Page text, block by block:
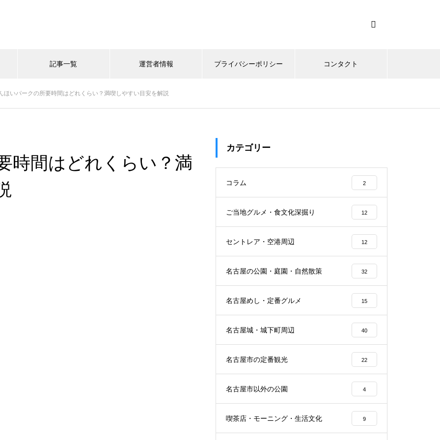
記事一覧 運営者情報 プライバシーポリシー コンタクト
ほいパークの所要時間はどれくらい？満喫しやすい目安を解説
時間はどれくらい？満
カテゴリー
コラム 2
ご当地グルメ・食文化深掘り 12
セントレア・空港周辺 12
名古屋の公園・庭園・自然散策 32
名古屋めし・定番グルメ 15
名古屋城・城下町周辺 40
名古屋市の定番観光 22
名古屋市以外の公園 4
喫茶店・モーニング・生活文化 9